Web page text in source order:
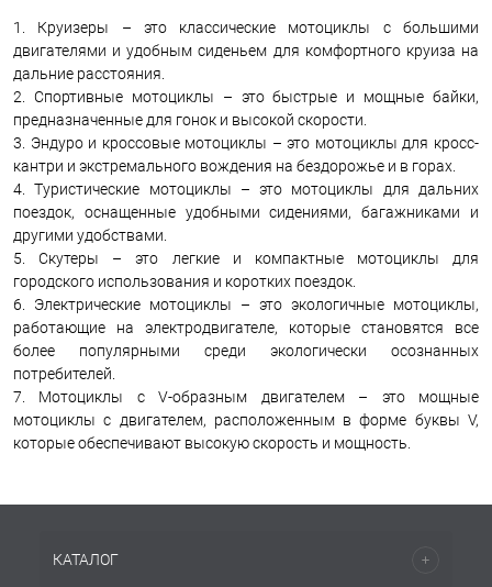
1. Круизеры – это классические мотоциклы с большими
двигателями и удобным сиденьем для комфортного круиза на
дальние расстояния.
2. Спортивные мотоциклы – это быстрые и мощные байки,
предназначенные для гонок и высокой скорости.
3. Эндуро и кроссовые мотоциклы – это мотоциклы для кросс-
кантри и экстремального вождения на бездорожье и в горах.
4. Туристические мотоциклы – это мотоциклы для дальних
поездок, оснащенные удобными сидениями, багажниками и
другими удобствами.
5. Скутеры – это легкие и компактные мотоциклы для
городского использования и коротких поездок.
6. Электрические мотоциклы – это экологичные мотоциклы,
работающие на электродвигателе, которые становятся все
более популярными среди экологически осознанных
потребителей.
7. Мотоциклы с V-образным двигателем – это мощные
мотоциклы с двигателем, расположенным в форме буквы V,
которые обеспечивают высокую скорость и мощность.
КАТАЛОГ